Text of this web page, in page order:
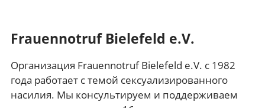
Frauennotruf Bielefeld e.V.
Организация Frauennotruf Bielefeld e.V. с 1982
года работает с темой сексуализированного
насилия. Мы консультируем и поддерживаем